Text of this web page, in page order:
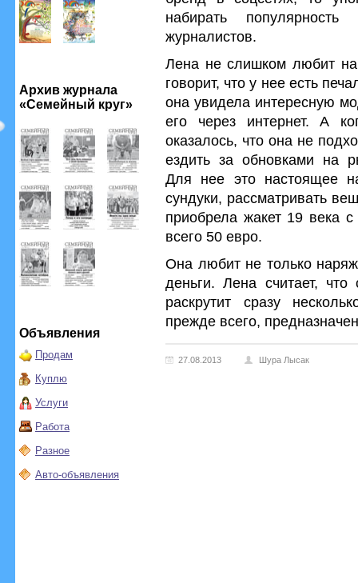
Архив журнала
«Семейный круг»
Объявления
Продам
Куплю
Услуги
Работа
Разное
Авто-объявления
набирать
журналистов.
Лена не слишком любит
говорит, что у нее есть
она увидела интересную
его через интернет. А
оказалось, что она не
ездить за обновками на
Для нее это настоящее
сундуки, рассматривать
приобрела жакет 19 века
всего 50 евро.
Она любит не только
деньги. Лена считает,
раскрутит сразу
прежде всего,
27.08.2013 Шура Лысак